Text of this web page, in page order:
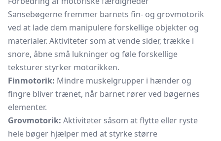
Sansebøgerne fremmer barnets fin- og grovmotorik
ved at lade dem manipulere forskellige objekter og
materialer. Aktiviteter som at vende sider, trække i
snore, åbne små lukninger og føle forskellige
teksturer styrker motorikken.
Finmotorik: Mindre muskelgrupper i hænder og
fingre bliver trænet, når barnet rører ved bøgernes
elementer.
Grovmotorik: Aktiviteter såsom at flytte eller ryste
hele bøger hjælper med at styrke større